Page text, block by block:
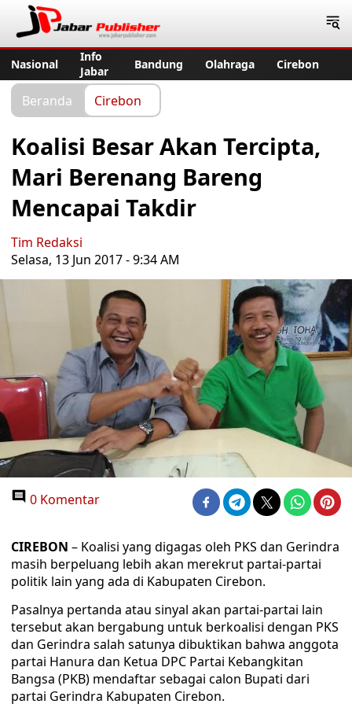
Nasional
Info
Jabar
Bandung Olahraga Cirebon
Beranda Cirebon
Koalisi Besar Akan Tercipta,
Mari Berenang Bareng
Mencapai Takdir
Tim Redaksi
Selasa, 13 Jun 2017 - 9:34 AM
0 Komentar
CIREBON – Koalisi yang digagas oleh PKS dan Gerindra
masih berpeluang lebih akan merekrut partai-partai
politik lain yang ada di Kabupaten Cirebon.
Pasalnya pertanda atau sinyal akan partai-partai lain
tersebut akan bergabung untuk berkoalisi dengan PKS
dan Gerindra salah satunya dibuktikan bahwa anggota
partai Hanura dan Ketua DPC Partai Kebangkitan
Bangsa (PKB) mendaftar sebagai calon Bupati dari
partai Gerindra Kabupaten Cirebon.